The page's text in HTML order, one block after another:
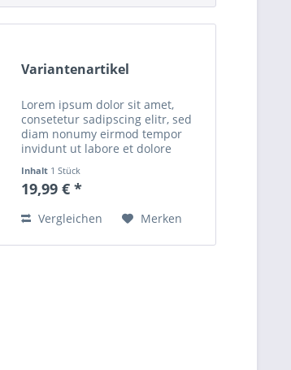
Variantenartikel
Lorem ipsum dolor sit amet,
consetetur sadipscing elitr, sed
diam nonumy eirmod tempor
invidunt ut labore et dolore
voluptua. At vero eos et accusam
et justo duo dolores et ea rebum.
Inhalt 1 Stück
19,99 € *
Vergleichen Merken